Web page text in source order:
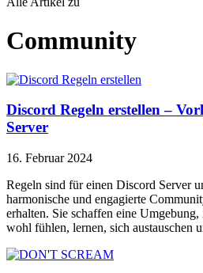
Community
Discord Regeln erstellen –
Server
16. Februar 2024
Regeln sind für einen Discord Server
harmonische und engagierte
erhalten. Sie schaffen eine
wohl fühlen, lernen, sich austauschen